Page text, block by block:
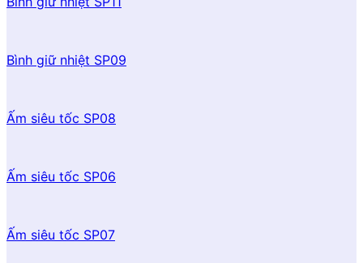
Bình giữ nhiệt SP09
Ấm siêu tốc SP08
Ấm siêu tốc SP06
Ấm siêu tốc SP07